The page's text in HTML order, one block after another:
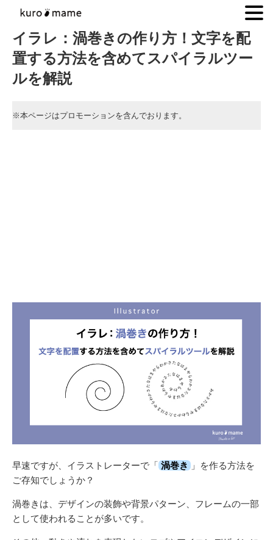
イラレ：渦巻きの作り方！文字を配
置する方法を含めてスパイラルツー
ルを解説
※本ページはプロモーションを含んでおります。
早速ですが、イラストレーターで「 渦巻き
」を作る方法を
ご存知でしょうか？
渦巻きは、デザインの装飾や背景パターン、フレームの一部
として使われることが多いです。